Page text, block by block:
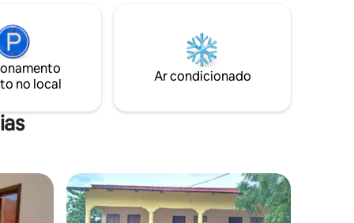
menos de 5 minutos. A nossa moradia é a
mais simpática em torno da nossa área,
porque é um lugar muito tranquilo e
privado. Com uma bela piscina aberta em
no local
Ar condicionado